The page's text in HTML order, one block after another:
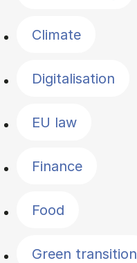
Climate
Digitalisation
EU law
Finance
Food
Green transition